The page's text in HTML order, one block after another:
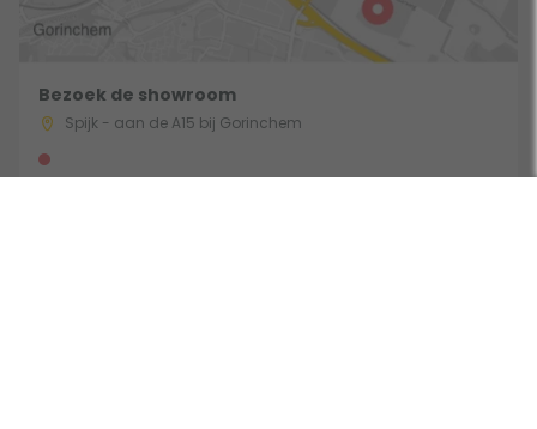
Bezoek de showroom
Spijk - aan de A15 bij Gorinchem